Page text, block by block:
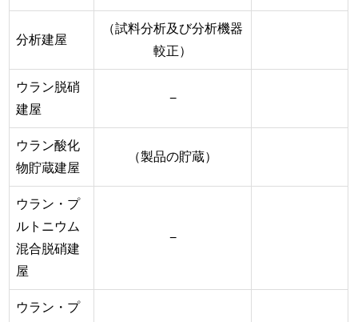
分析建屋
（試料分析及び分析機器
較正）
ウラン脱硝
建屋
−
ウラン酸化
物貯蔵建屋
（製品の貯蔵）
ウラン・プ
ルトニウム
混合脱硝建
屋
−
ウラン・プ